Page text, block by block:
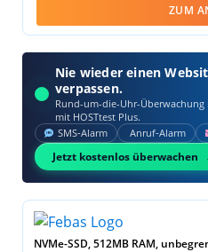
ZUM
Nie wieder einen
verpassen.
Rund-um-die-Uhr-Überwachung
mit HOSTtest Plus.
SMS‑Alarm Anruf‑Alarm
Jetzt kostenlos überwachen
NVMe-SSD, 512MB RAM,